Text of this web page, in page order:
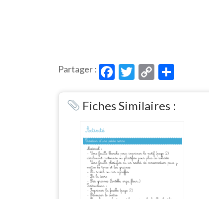
Partager : Facebook
Twitter
Copy
Link
Fiches Similaires :